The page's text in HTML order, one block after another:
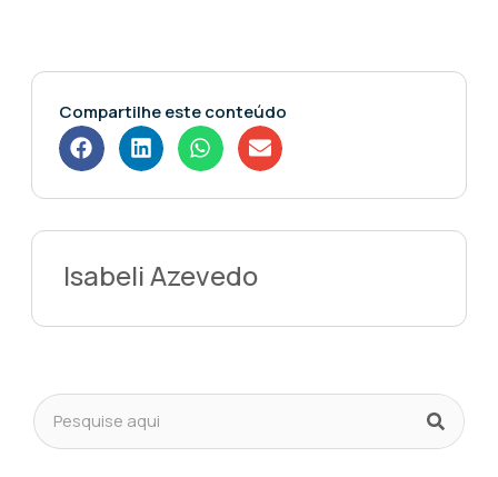
Compartilhe este conteúdo
Isabeli Azevedo